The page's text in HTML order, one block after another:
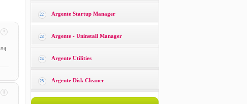
22 Argente Startup Manager
23 Argente - Uninstall Manager
24 Argente Utilities
25 Argente Disk Cleaner